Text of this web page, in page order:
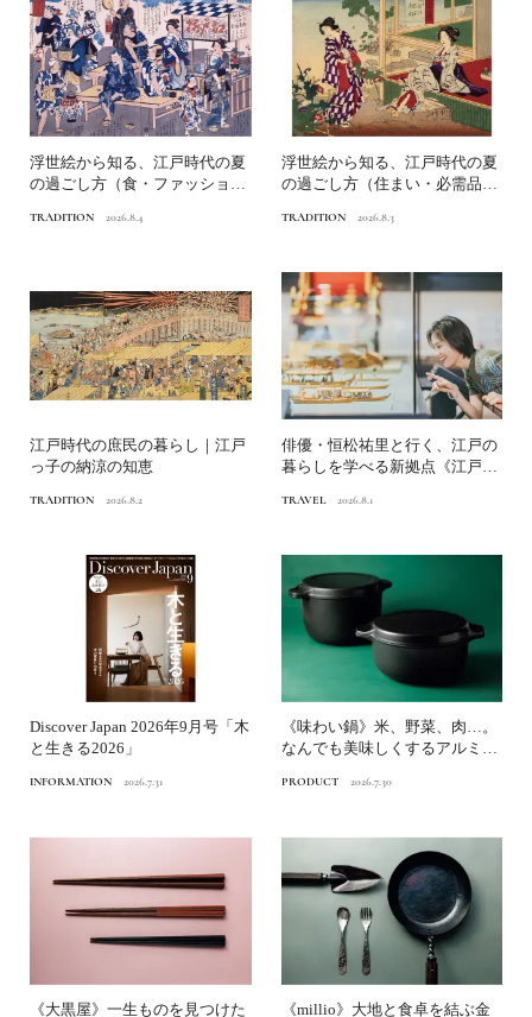
浮世絵から知る、江戸時代の夏
の過ごし方（食・ファッショ
TRADITION 2026.8.4
浮世絵から知る、江戸時代の夏
の過ごし方（住まい・必需品）
TRADITION 2026.8.3
江戸時代の庶民の暮らし｜江戸
っ子の納涼の知恵
TRADITION 2026.8.2
俳優・恒松祐里と行く、江戸の
暮らしを学べる新拠点《江戸東
TRAVEL 2026.8.1
Discover Japan 2026年9月号「木
と生きる2026」
INFORMATION 2026.7.31
《味わい鍋》米、野菜、肉…。
なんでも美味しくするアルミ鋳
PRODUCT 2026.7.30
《大黒屋》一生ものを見つけた 《millio》大地と食卓を結ぶ金